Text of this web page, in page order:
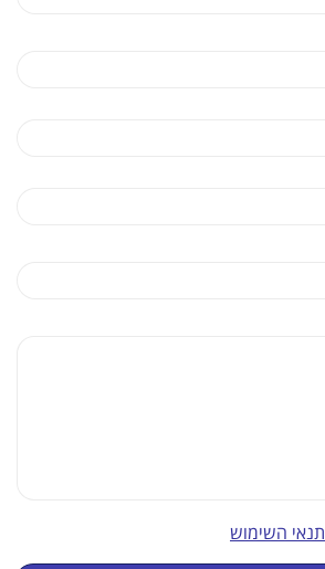
תנאי השימוש